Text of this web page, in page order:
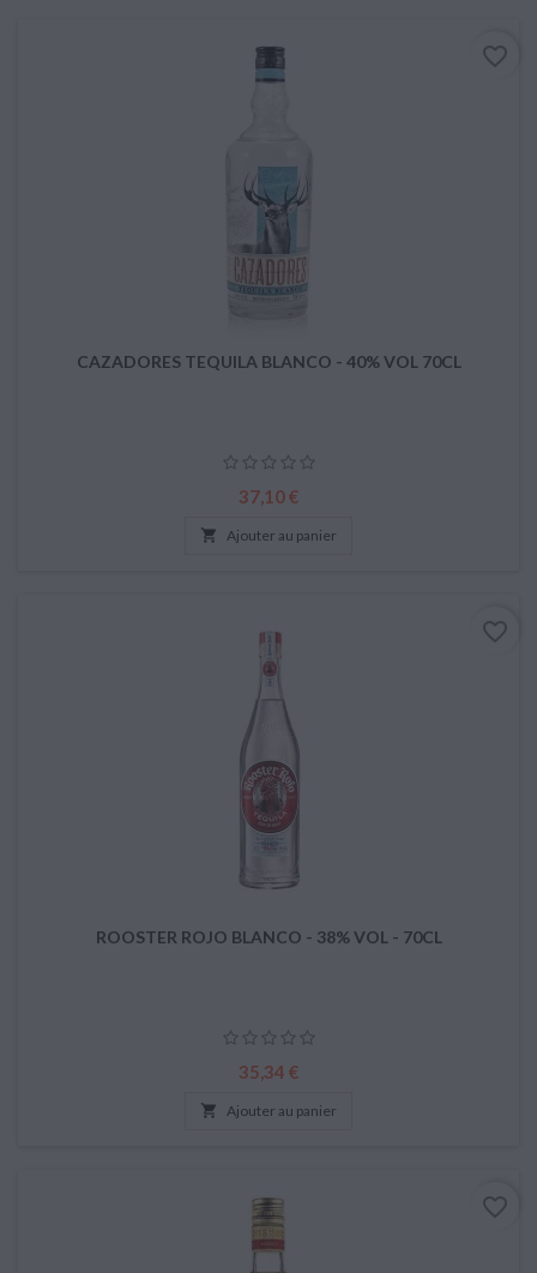
CAZADORES TEQUILA BLANCO - 40% VOL 70CL
Prix
37,10 €
 Ajouter au panier
favorite_border
ROOSTER ROJO BLANCO - 38% VOL - 70CL
Prix
35,34 €
 Ajouter au panier
favorite_border
favorite_border